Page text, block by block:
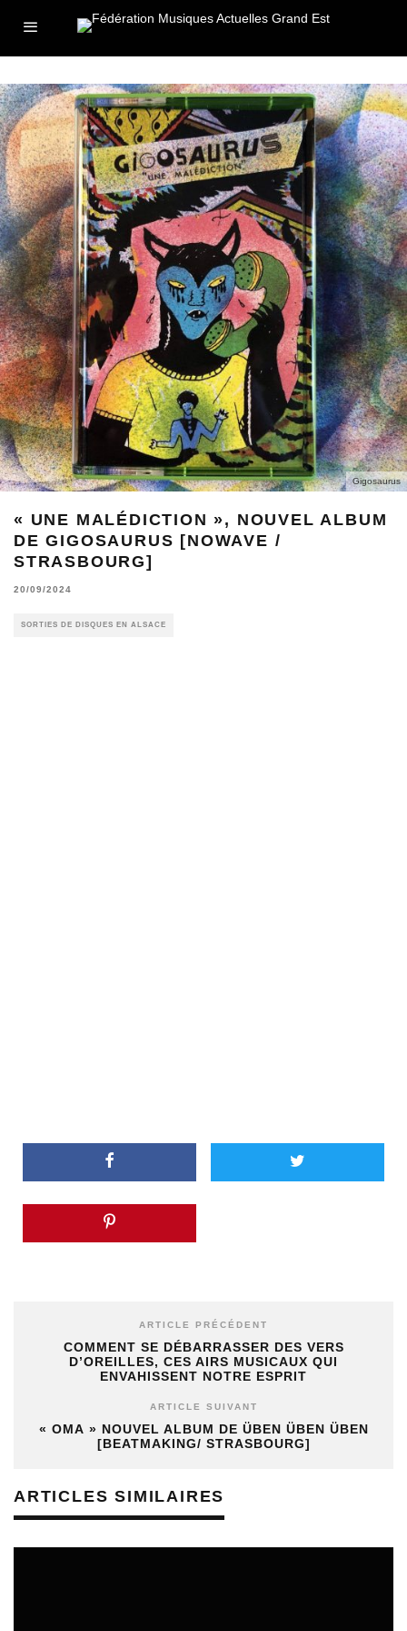
Gigosaurus
« UNE MAL​É​DICTION », NOUVEL ALBUM
DE GIGOSAURUS [NOWAVE /
STRASBOURG]
20/09/2024
SORTIES DE DISQUES EN ALSACE
ARTICLE PRÉCÉDENT
COMMENT SE DÉBARRASSER DES VERS
D’OREILLES, CES AIRS MUSICAUX QUI
ENVAHISSENT NOTRE ESPRIT
ARTICLE SUIVANT
« OMA » NOUVEL ALBUM DE ÜBEN ÜBEN ÜBEN
[BEATMAKING/ STRASBOURG]
ARTICLES SIMILAIRES